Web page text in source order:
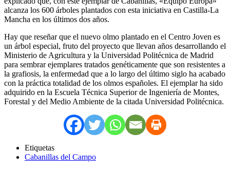
alcanza los 600 árboles plantados con esta iniciativa en Castilla-La
Mancha en los últimos dos años.
Hay que reseñar que el nuevo olmo plantado en el Centro Joven es
un árbol especial, fruto del proyecto que llevan años desarrollando el
Ministerio de Agricultura y la Universidad Politécnica de Madrid
para sembrar ejemplares tratados genéticamente que son resistentes a
la grafiosis, la enfermedad que a lo largo del último siglo ha acabado
con la práctica totalidad de los olmos españoles. El ejemplar ha sido
adquirido en la Escuela Técnica Superior de Ingeniería de Montes,
Forestal y del Medio Ambiente de la citada Universidad Politécnica.
Etiquetas
Cabanillas del Campo